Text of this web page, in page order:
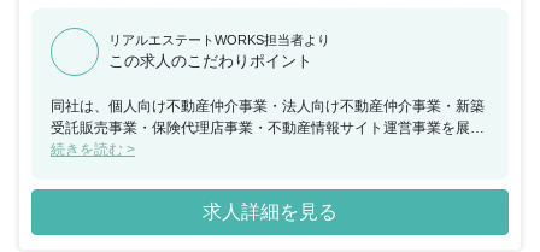
リアルエステートWORKS担当者より
この求人のこだわりポイント
同社は、個人向け不動産仲介事業・法人向け不動産仲介事業・新築
受託販売事業・保険代理店事業・不動産情報サイト運営事業を展開
しており行っています。野村不動産グループとして東証プライム市
人投資家様等がお持ちの不動産売買のニーズを的確に捉え、複雑、
かつ難易度の高い案件にも、期待を超えるソリューションを提供し
ていただける方を募集することとなりました。事業用・投資用不動
続きを読む >
求人詳細を見る